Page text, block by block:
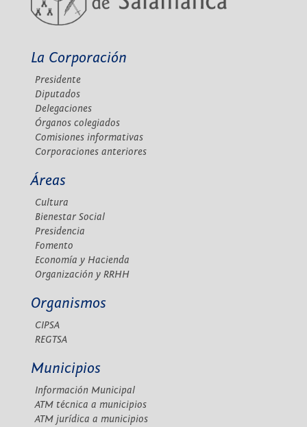
La Corporación
Presidente
Diputados
Delegaciones
Órganos colegiados
Comisiones informativas
Corporaciones anteriores
Áreas
Cultura
Bienestar Social
Presidencia
Fomento
Economía y Hacienda
Organización y RRHH
Organismos
CIPSA
REGTSA
Municipios
Información Municipal
ATM técnica a municipios
ATM jurídica a municipios